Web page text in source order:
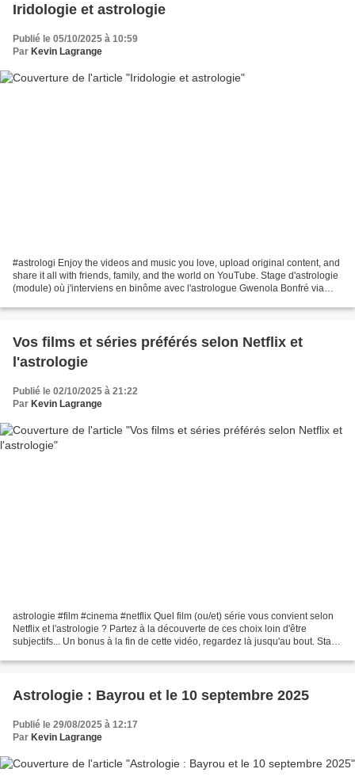
Iridologie et astrologie
Publié le 05/10/2025 à 10:59
Par Kevin Lagrange
#astrologi Enjoy the videos and music you love, upload original content, and
share it all with friends, family, and the world on YouTube. Stage d'astrologie
(module) où j'interviens en binôme avec l'astrologue Gwenola Bonfré via
Vos films et séries préférés selon Netflix et
l'astrologie
Publié le 02/10/2025 à 21:22
Par Kevin Lagrange
astrologie #film #cinema #netflix Quel film (ou/et) série vous convient selon
Netflix et l'astrologie ? Partez à la découverte de ces choix loin d'être
subjectifs... Un bonus à la fin de cette vidéo, regardez là jusqu'au bout. Stage
Astrologie : Bayrou et le 10 septembre 2025
Publié le 29/08/2025 à 12:17
Par Kevin Lagrange